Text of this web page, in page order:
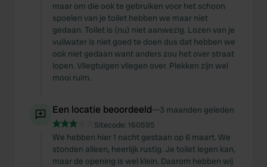
maar om die ook te gebruiken voor het schoon
spoelen van je toilet hebben we maar niet
gedaan. Toilet is (nu) niet aanwezig. Lozen van je
vuilwater is niet goed te doen dus dat hebben we
ook niet gedaan want anders zou het over straat
lopen. Vliegtuigen vliegen over. Plekken zijn wel
mooi ruim.
Een locatie beoordeeld—3 maanden geleden
Sitecode: 160595
We hebben hier 1 nacht gestaan op 6 maart. We
stonden alleen, heerlijk rustig. Je toilet legen kan,
maar de opening is wel klein. Daarom hebben wij